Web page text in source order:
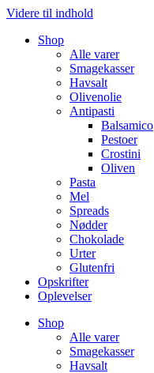
Videre til indhold
Shop
Alle varer
Smagekasser
Havsalt
Olivenolie
Antipasti
Balsamico
Pestoer
Crostini
Oliven
Pasta
Mel
Spreads
Nødder
Chokolade
Urter
Glutenfri
Opskrifter
Oplevelser
Shop
Alle varer
Smagekasser
Havsalt